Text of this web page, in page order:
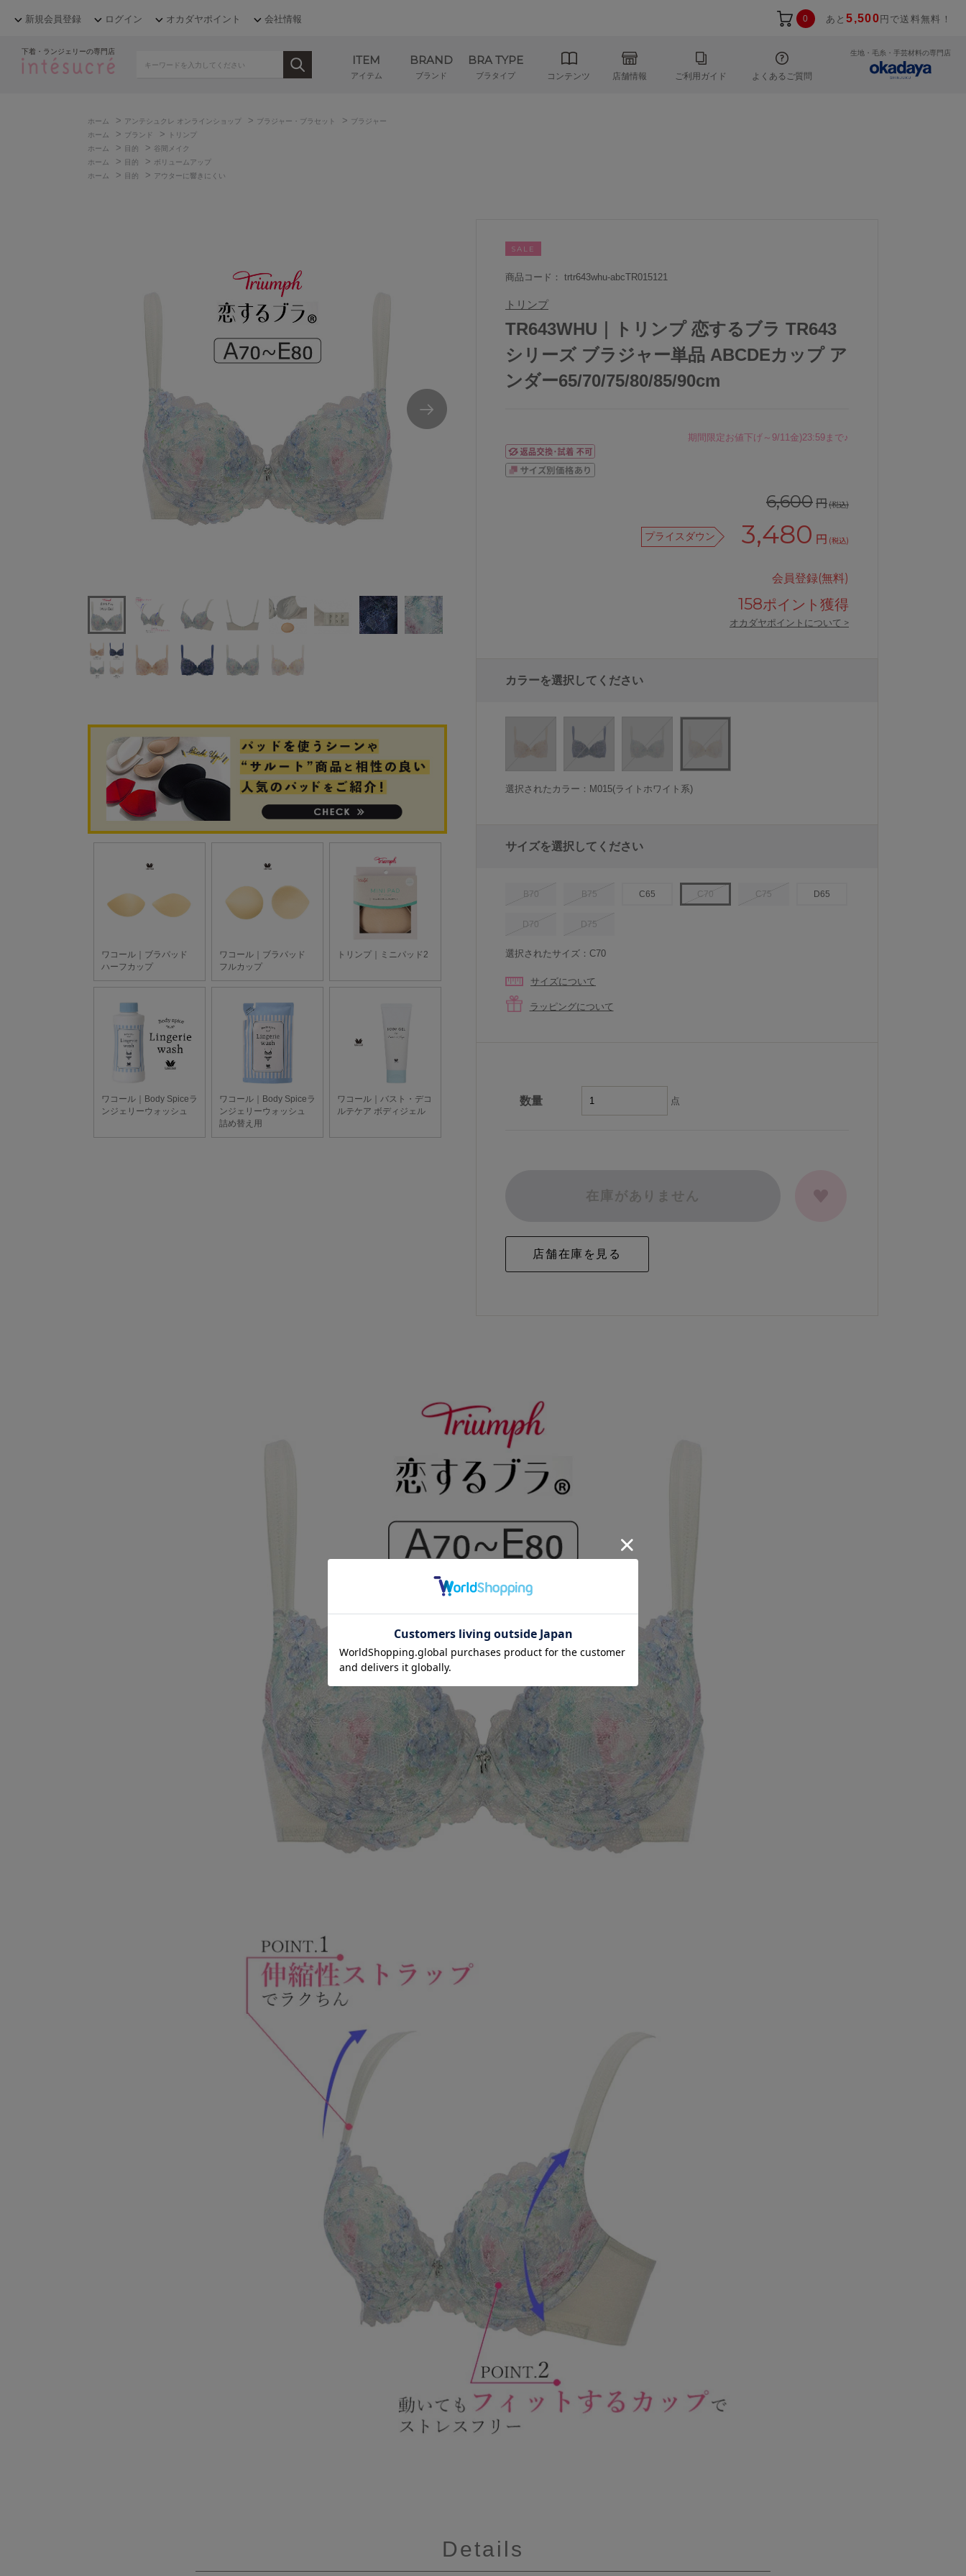
新規会員登録 ログイン オカダヤポイント 会社情報 0 あと5,500 円で送料無料！
下着・ランジェリーの専門店
ITEM
アイテム
BRAND
ブランド
BRA TYPE
ブラタイプ コンテンツ 店舗情報 ご利用ガイド よくあるご質問
生地・毛糸・手芸材料の専門店
ホーム > アンテシュクレ オンラインショップ > ブラジャー・ブラセット > ブラジャー
ホーム
> ブランド >
トリンプ
ホーム
> 目的 > 谷間メイク
ホーム
> 目的 > ボリュームアップ
ホーム
> 目的 > アウターに響きにくい
SALE
商品コード： trtr643whu-abcTR015121
トリンプ
TR643WHU｜トリンプ 恋するブラ TR643
シリーズ ブラジャー単品 ABCDEカップ ア
ンダー65/70/75/80/85/90cm
期間限定お値下げ～9/11金)23:59まで♪
6,600円(税込)
プライスダウン 3,480 円 (税込)
会員登録(無料)
158ポイント獲得
オカダヤポイントについて >
カラーを選択してください
選択されたカラー：M015(ライトホワイト系)
サイズを選択してください
B70 B75 C65 C70 C75 D65
D70 D75
選択されたサイズ：C70
サイズについて
ラッピングについて
数量 点
在庫がありません
Details